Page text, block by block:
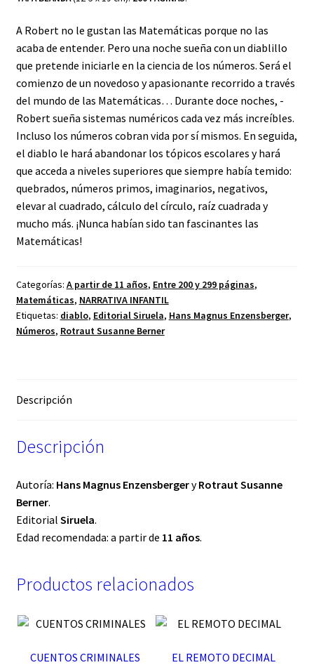
A Robert no le gustan las Matemáticas porque no las
acaba de entender. Pero una noche sueña con un diablillo
que pretende iniciarle en la ciencia de los ­números. Será el
comienzo de un novedoso y apasionante recorrido a través
del mundo de las Matemáticas… Durante doce noches, ­
Robert sueña sistemas numéricos cada vez más increíbles.
Incluso los números cobran vida por sí mismos. En seguida,
el diablo le hará abandonar los tópicos escolares y hará
que acceda a niveles superiores que siempre había temido:
quebrados, números primos, imaginarios, negativos,
elevar al cuadrado, cálculo del círculo, raíz cua­drada y
mucho más. ¡Nunca habían sido tan fascinantes las
Matemáticas!
Categorías: A partir de 11 años, Entre 200 y 299 páginas,
Matemáticas, NARRATIVA INFANTIL
Etiquetas: diablo, Editorial Siruela, Hans Magnus Enzensberger,
Números, Rotraut Susanne Berner
Descripción
Descripción
Autoría: Hans Magnus EnzensbergeryRotraut Susanne
Berner.
Editorial Siruela.
Edad recomendada: a partir de 11 años.
Productos relacionados
CUENTOS CRIMINALES
EL REMOTO DECIMAL